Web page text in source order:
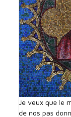
Je veux que le
de nos pas